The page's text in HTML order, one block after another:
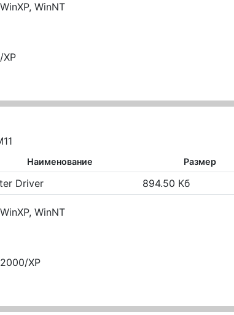
WinNT
Наименование Размер
Driver 894.50 Кб
WinNT
XP